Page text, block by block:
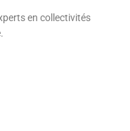
en collectivités